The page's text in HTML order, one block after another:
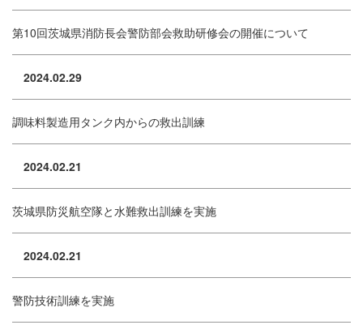
第10回茨城県消防長会警防部会救助研修会の開催について
2024.02.29
調味料製造用タンク内からの救出訓練
2024.02.21
茨城県防災航空隊と水難救出訓練を実施
2024.02.21
警防技術訓練を実施